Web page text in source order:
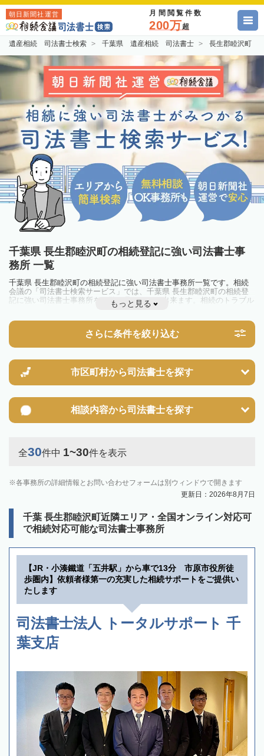
朝日新聞社運営 月間閲覧件数
200万超
遺産相続 司法書士検索 千葉県 遺産相続 司法書士 長生郡睦沢町
千葉県 長生郡睦沢町の相続登記に強い司法書士事
務所 一覧
千葉県 長生郡睦沢町の相続登記に強い司法書士事務所一覧です。相続
会議の「司法書士検索サービス」では、千葉県 長生郡睦沢町の相続登
記に強い司法書士事務所を一覧で見ることが出来ます。相続のトラブル
やお悩みを抱えている方は一度近隣の司法書士に相談してみましょう。
不動産を相続した場合、相続を知った日から3年以内に登記しないと、
10万円以下の過料が科せられるため、速やかな手続きが必要です。義務
化前の相続も対象となるため注意しましょう。
す。その他の相続手続きも任せることが可能です。
また、義務化に伴い、相続人申告登記制度が創設されました。遺産分割
の話し合いがまとまらず登記できない場合は、この制度の活用を検討し
もっと見る
さらに条件を絞り込む
市区町村から司法書士を探す
相談内容から司法書士を探す
全30件中 1~30件を表示
各事務所の詳細情報とお問い合わせフォームは別ウィンドウで開きます
更新日：2026年8月7日
千葉 長生郡睦沢町近隣エリア・全国オンライン対応可
で相続対応可能な司法書士事務所
【JR・小湊鐵道「五井駅」から車で13分 市原市役所徒
歩圏内】依頼者様第一の充実した相続サポートをご提供い
たします
司法書士法人 トータルサポート 千
葉支店